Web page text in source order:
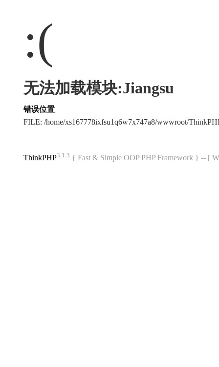
:(
无法加载模块:Jiangsu
错误位置
FILE: /home/xs167778ixfsu1q6w7x747a8/wwwroot/
ThinkPHP3.1.3 { Fast & Simple OOP PHP Framework } -- [